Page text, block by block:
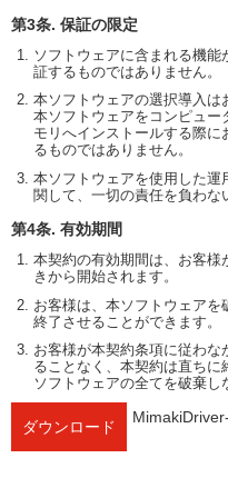
第3条. 保証の限定
ソフトウェアに含まれる機
証するものではありません。
本ソフトウェアの選択導入は
本ソフトウェアをコンピュー
モリへインストールする際
るものではありません。
本ソフトウェアを使用した運
関して、一切の責任を負わな
第4条. 有効期間
本契約の有効期間は、お客様
きから開始されます。
お客様は、本ソフトウェア
終了させることができます。
お客様が本契約条項に従わ
ることなく、本契約は直ち
ソフトウェアの全てを破棄し
ダウンロード